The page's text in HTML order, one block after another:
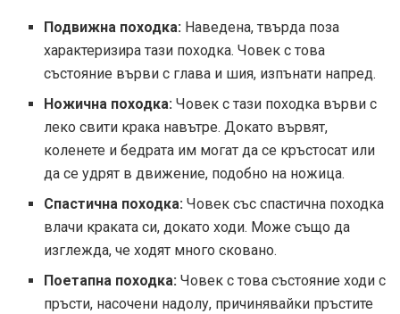
Подвижна походка: Наведена, твърда поза
характеризира тази походка. Човек с това
състояние върви с глава и шия, изпънати напред.
Ножична походка: Човек с тази походка върви с
леко свити крака навътре. Докато вървят,
коленете и бедрата им могат да се кръстосат или
да се удрят в движение, подобно на ножица.
Спастична походка: Човек със спастична походка
влачи краката си, докато ходи. Може също да
изглежда, че ходят много сковано.
Поетапна походка: Човек с това състояние ходи с
пръсти, насочени надолу, причинявайки пръстите